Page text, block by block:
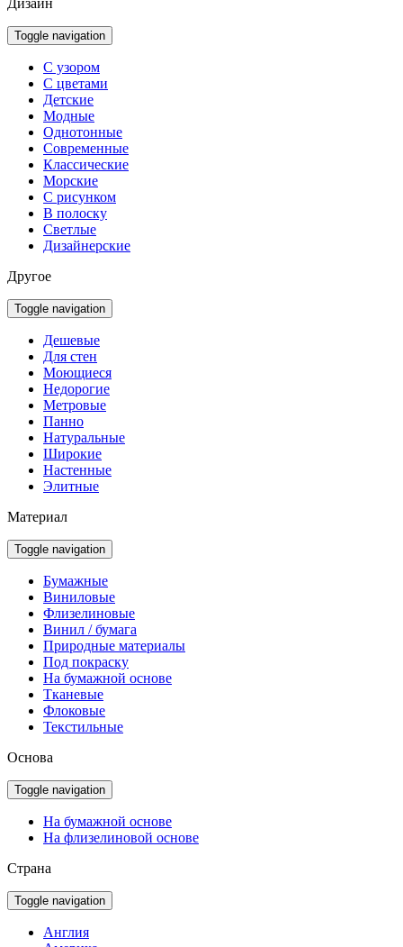
Дизайн
Toggle navigation
С узором
С цветами
Детские
Модные
Однотонные
Современные
Классические
Морские
С рисунком
В полоску
Светлые
Дизайнерские
Другое
Toggle navigation
Дешевые
Для стен
Моющиеся
Недорогие
Метровые
Панно
Натуральные
Широкие
Настенные
Элитные
Материал
Toggle navigation
Бумажные
Виниловые
Флизелиновые
Винил / бумага
Природные материалы
Под покраску
На бумажной основе
Тканевые
Флоковые
Текстильные
Основа
Toggle navigation
На бумажной основе
На флизелиновой основе
Страна
Toggle navigation
Англия